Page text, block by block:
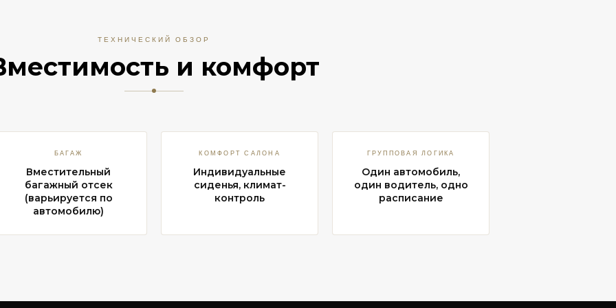
ТЕХНИЧЕСКИЙ ОБЗОР
и комфорт
БАГАЖ
Вместительный
багажный отсек
(варьируется по
автомобилю)
КОМФОРТ САЛОНА
Индивидуальные
сиденья, климат-
контроль
ГРУППОВАЯ ЛОГИКА
Один автомобиль,
один водитель, одно
расписание